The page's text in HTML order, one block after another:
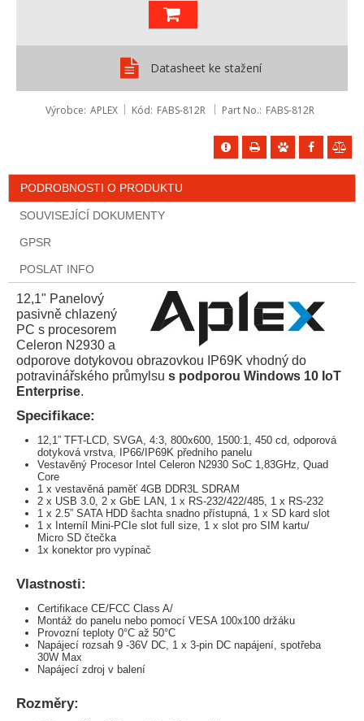
Datasheet ke stažení
Výrobce APLEX Kód FABS-812R Part No. FABS-812R
PODROBNOSTI O PRODUKTU
SOUVISEJÍCÍ DOKUMENTY
GPSR
POSLAT INFO
12,1" Panelový
pasivně chlazený
PC s procesorem
Celeron N2930 a
odporove dotykovou obrazovkou IP69K vhodný do
potravinářského průmylsu s podporou Windows 10 IoT
Enterprise.
Specifikace:
12,1” TFT-LCD, SVGA, 4:3, 800x600, 1500:1, 450 cd, odporová
dotyková vrstva, IP66/IP69K předního panelu
Vestavěný Procesor Intel Celeron N2930 SoC 1,83GHz, Quad
Core
1 x vestavěná paměť 4GB DDR3L SDRAM
2 x USB 3.0, 2 x GbE LAN, 1 x RS-232/422/485, 1 x RS-232
1 x 2.5” SATA HDD šachta snadno přístupná, 1 x SD kard slot
1 x Interníl Mini-PCIe slot full size, 1 x slot pro SIM kartu/
Micro SD čtečka
1x konektor pro vypínač
Vlastnosti:
Certifikace CE/FCC Class A/
Montáž do panelu nebo pomocí VESA 100x100 držáku
Provozní teploty 0°C až 50°C
Napájecí rozsah 9 -36V DC, 1 x 3-pin DC napájení, spotřeba
30W Max
Napájecí zdroj v balení
Rozměry: